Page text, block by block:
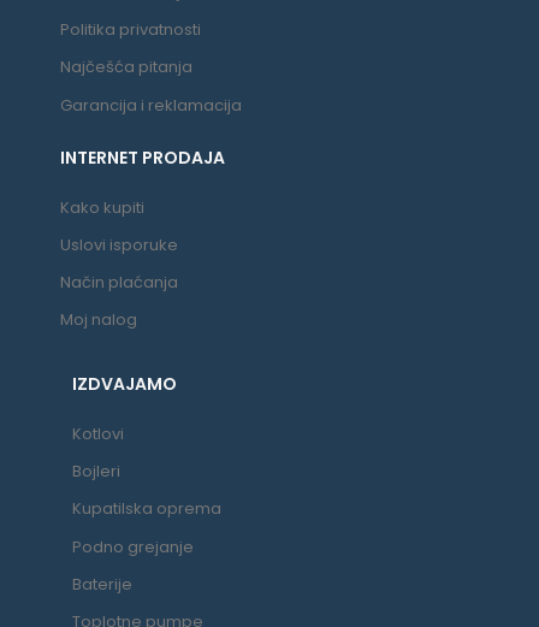
Politika privatnosti
Najčešća pitanja
Garancija i reklamacija
INTERNET PRODAJA
Kako kupiti
Uslovi isporuke
Način plaćanja
Moj nalog
IZDVAJAMO
Kotlovi
Bojleri
Kupatilska oprema
Podno grejanje
Baterije
Toplotne pumpe